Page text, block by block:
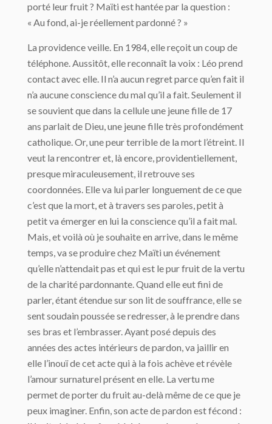
porté leur fruit ? Maïti est hantée par la question :
« Au fond, ai-je réellement pardonné ? »
La providence veille. En 1984, elle reçoit un coup de
téléphone. Aussitôt, elle reconnaît la voix : Léo prend
contact avec elle. Il n’a aucun regret parce qu’en fait il
n’a aucune conscience du mal qu’il a fait. Seulement il
se souvient que dans la cellule une jeune fille de 17
ans parlait de Dieu, une jeune fille très profondément
catholique. Or, une peur terrible de la mort l’étreint. Il
veut la rencontrer et, là encore, providentiellement,
presque miraculeusement, il retrouve ses
coordonnées. Elle va lui parler longuement de ce que
c’est que la mort, et à travers ses paroles, petit à
petit va émerger en lui la conscience qu’il a fait mal.
Mais, et voilà où je souhaite en arrive, dans le même
temps, va se produire chez Maïti un événement
qu’elle n’attendait pas et qui est le pur fruit de la vertu
de la charité pardonnante. Quand elle eut fini de
parler, étant étendue sur son lit de souffrance, elle se
sent soudain poussée se redresser, à le prendre dans
ses bras et l’embrasser. Ayant posé depuis des
années des actes intérieurs de pardon, va jaillir en
elle l’inouï de cet acte qui à la fois achève et révèle
l’amour surnaturel présent en elle. La vertu me
permet de porter du fruit au-delà même de ce que je
peux imaginer. Enfin, son acte de pardon est fécond :